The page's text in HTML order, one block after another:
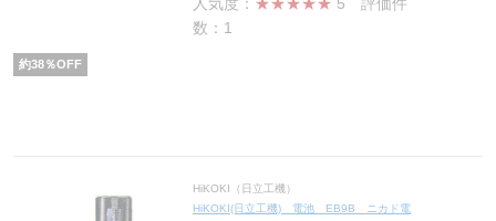
数：1
約38％OFF
HiKOKI（日立工機）
HiKOKI(日立工機) 電池 EB9B ニカド電